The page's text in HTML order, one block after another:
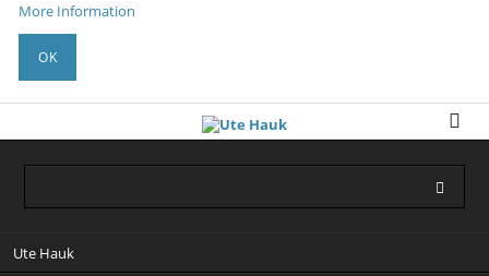
More Information
OK
navigation
Ute Hauk